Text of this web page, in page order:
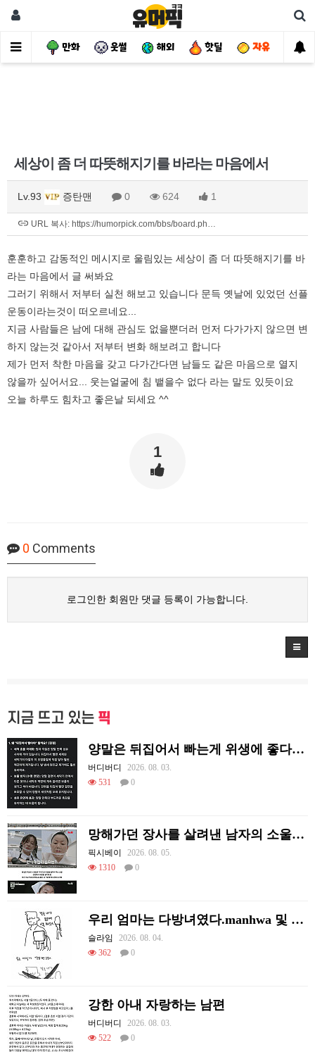
사건 만화 웃썰 해외 핫딜 자유
세상이 좀 더 따뜻해지기를 바라는 마음에서
Lv.93 증탄맨 0 624 1
URL 복사: https://humorpick.com/bbs/board.ph…
훈훈하고 감동적인 메시지로 울림있는 세상이 좀 더 따뜻해지기를 바
라는 마음에서 글 써봐요
그러기 위해서 저부터 실천 해보고 있습니다 문득 옛날에 있었던 선플
운동이라는것이 떠오르네요...
지금 사람들은 남에 대해 관심도 없을뿐더러 먼저 다가가지 않으면 변
하지 않는것 같아서 저부터 변화 해보려고 합니다
제가 먼저 착한 마음을 갖고 다가간다면 남들도 같은 마음으로 열지
않을까 싶어서요... 웃는얼굴에 침 뱉을수 없다 라는 말도 있듯이요
오늘 하루도 힘차고 좋은날 되세요 ^^
1
0 Comments
로그인한 회원만 댓글 등록이 가능합니다.
지금 뜨고 있는 픽
양말은 뒤집어서 빠는게 위생에 좋다고함
버디버디
2026. 08. 03.
531
0
망해가던 장사를 살려낸 남자의 소울푸드 제육볶음의 위력 ㅋㅋ
픽시베이
2026. 08. 05.
1310
0
우리 엄마는 다방녀였다.manhwa 및 후기
슬라임
2026. 08. 04.
362
0
강한 아내 자랑하는 남편
버디버디
2026. 08. 03.
522
0